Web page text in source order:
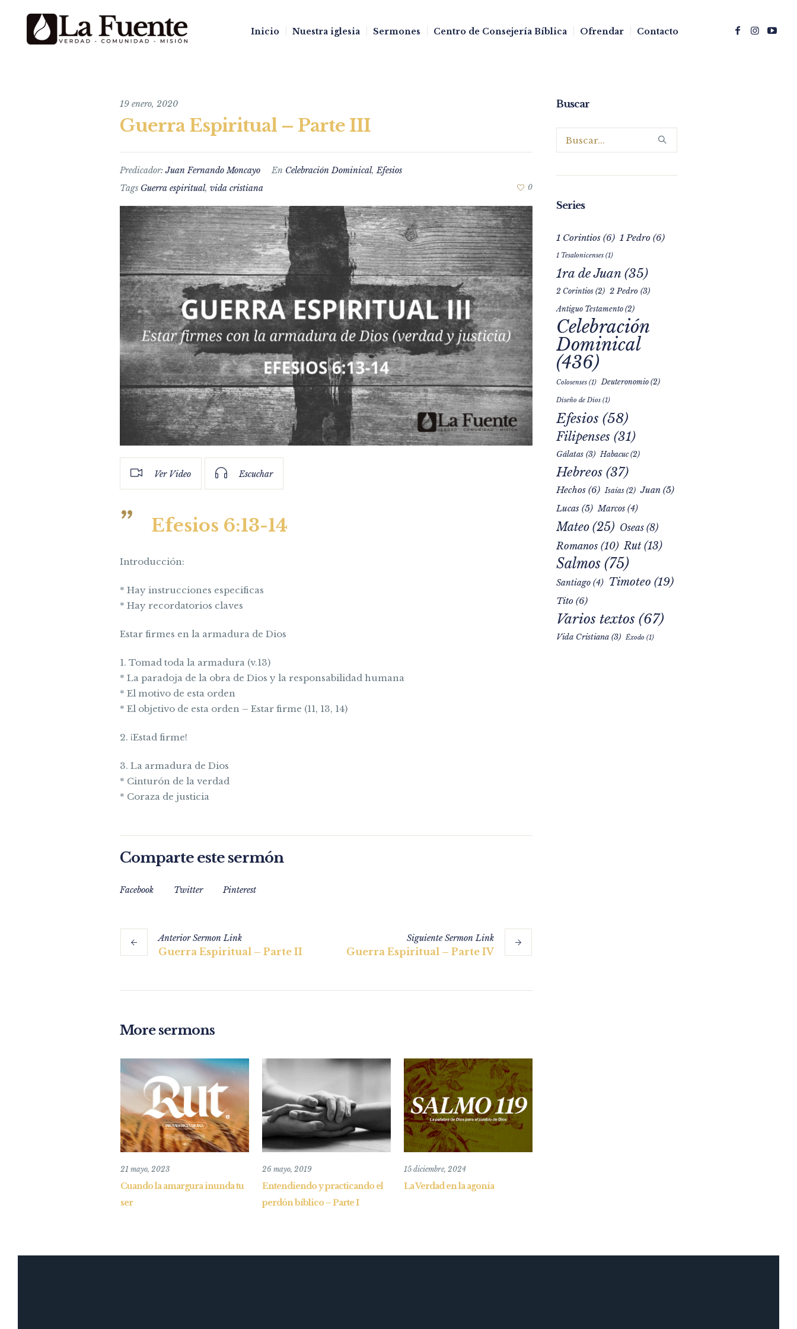
Inicio Nuestra iglesia Sermones Centro de Consejería Bíblica Ofrendar Contacto
19 enero, 2020
Guerra Espiritual – Parte III
Predicador:Juan Fernando Moncayo En Celebración Dominical,Efesios
Tags Guerra espiritual, vida cristiana 0
Ver Video Escuchar
Efesios 6:13-14
Introducción:
* Hay instrucciones especificas
* Hay recordatorios claves
Estar firmes en la armadura de Dios
1. Tomad toda la armadura (v.13)
* La paradoja de la obra de Dios y la responsabilidad humana
* El motivo de esta orden
* El objetivo de esta orden – Estar firme (11, 13, 14)
2. ¡Estad firme!
3. La armadura de Dios
* Cinturón de la verdad
* Coraza de justicia
Comparte este sermón
Facebook Twitter Pinterest
AnteriorSermonLink
Guerra Espiritual – Parte II
SiguienteSermonLink
Guerra Espiritual – Parte IV
More sermons
21 mayo, 2023
Cuando la amargura inunda tu
ser
26 mayo, 2019
Entendiendo y practicando el
perdón bíblico – Parte I
15 diciembre, 2024
La Verdad en la agonía
Buscar
Series
1 Corintios(6) 1 Pedro(6)
1 Tesalonicenses(1)
1ra de Juan(35)
2 Corintios(2) 2 Pedro(3)
Antiguo Testamento(2)
Celebración
Dominical
(436)
Colosenses(1) Deuteronomio(2)
Diseño de Dios(1)
Efesios (58)
Filipenses(31)
Gálatas(3) Habacuc(2)
Hebreos(37)
Hechos(6) Isaías(2) Juan(5)
Lucas (5) Marcos(4)
Mateo(25) Oseas(8)
Romanos(10) Rut(13)
Salmos(75)
Santiago(4) Timoteo (19)
Tito(6)
Varios textos (67)
Vida Cristiana(3) Éxodo (1)